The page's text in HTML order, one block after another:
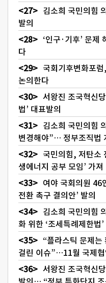
김소희 국민의힘
발의
‘인구·기후’ 문제
다
국회기후변화포
논의한다
서왕진 조국혁신
법’ 대표발의
김소희 국민의힘
변경해야”… 정부조직법
국민의힘, 저탄소
생에너지 공부 모임’ 가져
여야 국회의원 46
전환 촉구 결의안’ 발의
김소희 국민의힘
화 위한 ‘조세특례제한법
“플라스틱 문제는
걸린 이슈”…11월 국제
서왕진 조국혁신